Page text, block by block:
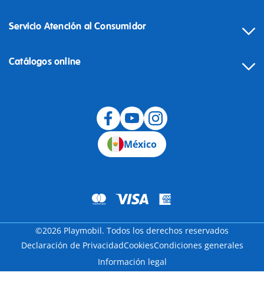
Servicio Atención al Consumidor
Catálogos online
México
©2026 Playmobil. Todos los derechos reservados
Declaración de PrivacidadCookiesCondiciones generales
Información legal